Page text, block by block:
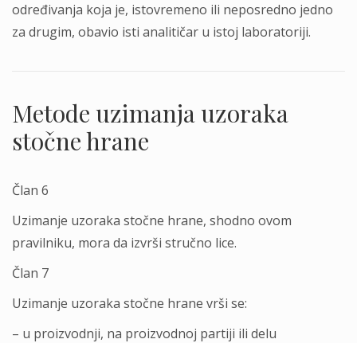
određivanja koja je, istovremeno ili neposredno jedno
za drugim, obavio isti analitičar u istoj laboratoriji.
Metode uzimanja uzoraka
stočne hrane
Član 6
Uzimanje uzoraka stočne hrane, shodno ovom
pravilniku, mora da izvrši stručno lice.
Član 7
Uzimanje uzoraka stočne hrane vrši se:
– u proizvodnji, na proizvodnoj partiji ili delu